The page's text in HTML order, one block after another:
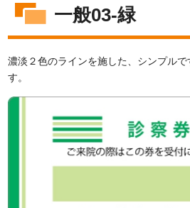
一般03-緑
濃淡２色のラインを施した、シンプル
す。